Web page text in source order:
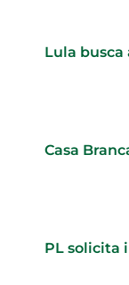
Lula busca
Casa
PL solicita